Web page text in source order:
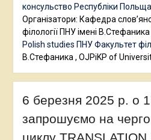
консульство Республіки
Організатори: Кафедра
філології ПНУ імені В.Стефаника
Polish studies ПНУ Факультет
В.Стефаника , OJPiKP of
6 березня 2025 р. о
запрошуємо на